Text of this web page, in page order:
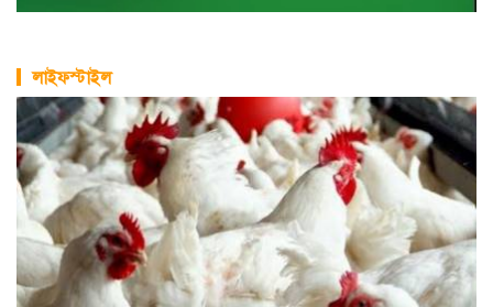
লাইফস্টাইল